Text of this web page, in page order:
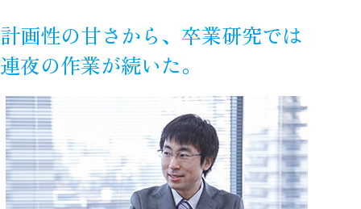
計画性の甘さから、卒業研究では
連夜の作業が続いた。